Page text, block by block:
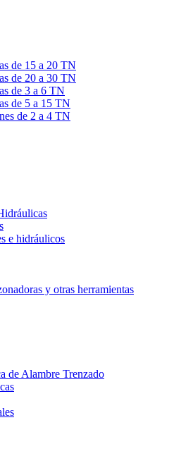
de 15 a 20 TN
de 20 a 30 TN
de 3 a 6 TN
de 5 a 15 TN
de 2 a 4 TN
e hidráulicos
y otras herramientas
de Alambre Trenzado